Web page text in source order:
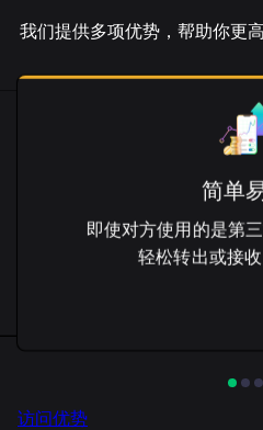
我们提供多项优势，帮助你更
简单
即使对方使用的是第
轻松转出或接收
访问优势